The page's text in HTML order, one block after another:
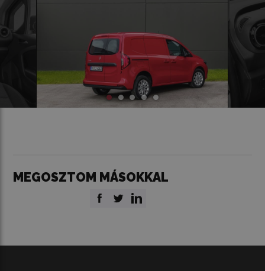
MEGOSZTOM MÁSOKKAL